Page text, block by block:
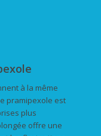
à la même
pramipexole est
plus
offre une